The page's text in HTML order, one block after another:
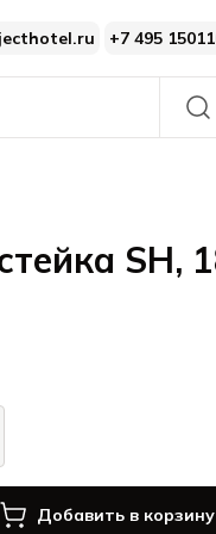
+7 495
SH,
Добавить в корзину